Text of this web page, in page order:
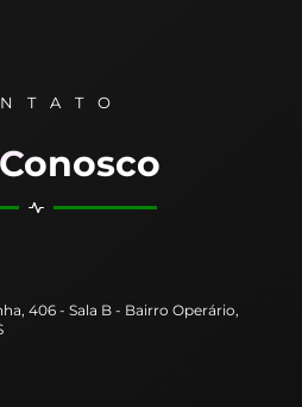
406 - Sala B - Bairro Operário,